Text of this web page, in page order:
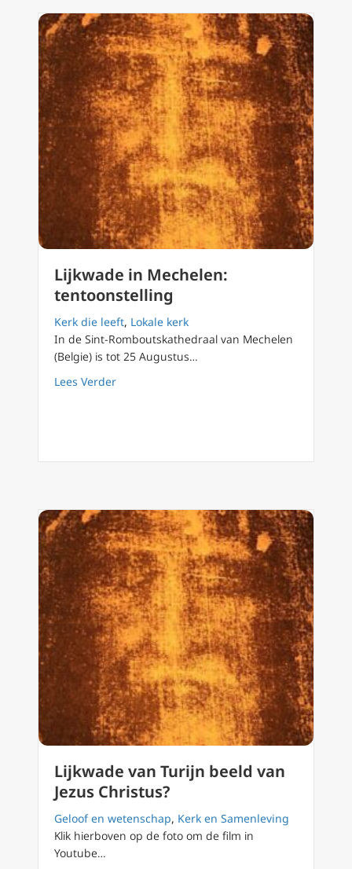
Lijkwade in Mechelen:
tentoonstelling
Kerk die leeft, Lokale kerk
In de Sint-Romboutskathedraal van Mechelen
(Belgie) is tot 25 Augustus…
Lees Verderabout Lijkwade in Mechelen: tentoonstelling
Lijkwade van Turijn beeld van
Jezus Christus?
Geloof en wetenschap, Kerk en Samenleving
Klik hierboven op de foto om de film in
Youtube…